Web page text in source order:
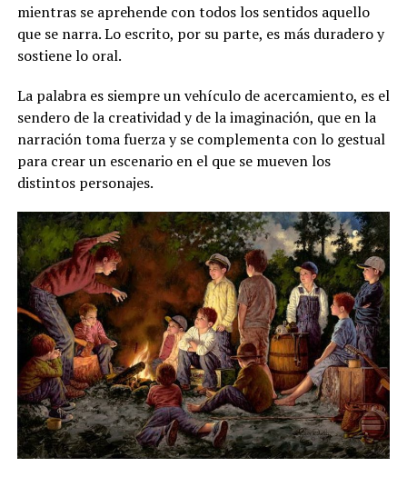
mientras se aprehende con todos los sentidos aquello
que se narra. Lo escrito, por su parte, es más duradero y
sostiene lo oral.
La palabra es siempre un vehículo de acercamiento, es el
sendero de la creatividad y de la imaginación, que en la
narración toma fuerza y se complementa con lo gestual
para crear un escenario en el que se mueven los
distintos personajes.